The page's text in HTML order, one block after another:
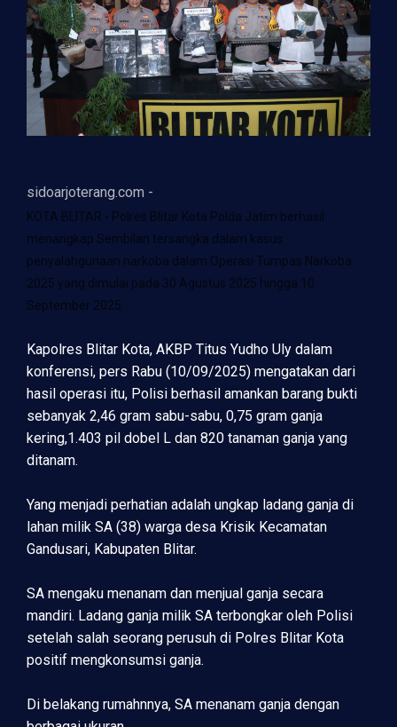
sidoarjoterang.com -
KOTA BLITAR - Polres Blitar Kota Polda Jatim berhasil
menangkap Sembilan tersangka dalam kasus
penyalahgunaan narkoba dalam Operasi Tumpas Narkoba
2025 yang dimulai pada 30 Agustus 2025 hingga 10
September 2025.
Kapolres Blitar Kota, AKBP Titus Yudho Uly dalam
konferensi, pers Rabu (10/09/2025) mengatakan dari
hasil operasi itu, Polisi berhasil amankan barang bukti
sebanyak 2,46 gram sabu-sabu, 0,75 gram ganja
kering,1.403 pil dobel L dan 820 tanaman ganja yang
ditanam.
Yang menjadi perhatian adalah ungkap ladang ganja di
lahan milik SA (38) warga desa Krisik Kecamatan
Gandusari, Kabupaten Blitar.
SA mengaku menanam dan menjual ganja secara
mandiri. Ladang ganja milik SA terbongkar oleh Polisi
setelah salah seorang perusuh di Polres Blitar Kota
positif mengkonsumsi ganja.
Di belakang rumahnnya, SA menanam ganja dengan